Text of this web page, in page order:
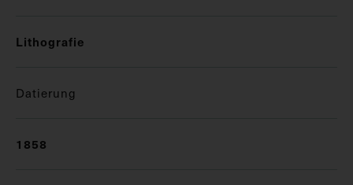
Lithografie
Datierung
1858